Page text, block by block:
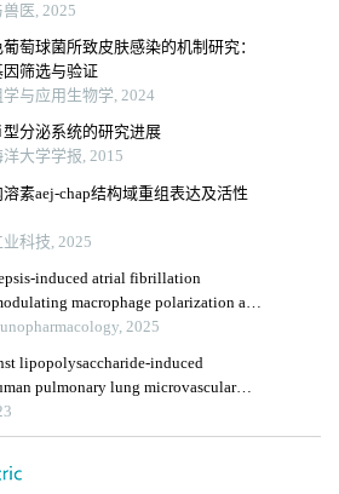
医, 2025
萄球菌所致皮肤感染的机制研究：
筛选与验证
与应用生物学, 2024
分泌系统的研究进展
大学学报, 2015
素aej-chap结构域重组表达及活性
科技, 2025
induced atrial fibrillation
macrophage polarization and
2025
lipopolysaccharide-induced
pulmonary lung microvascular